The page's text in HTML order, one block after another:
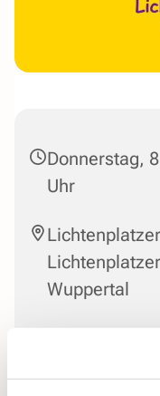
Donnerstag,
Uhr
Wuppertal